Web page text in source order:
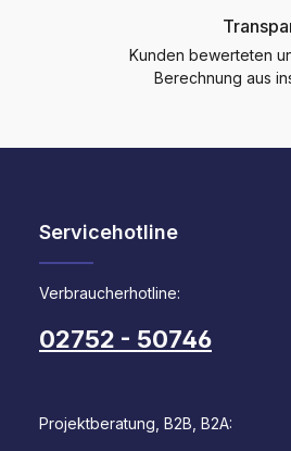
Durchschnittliche Bewertung von 4.9
Kunden bewerteten
Berechnung aus
Servicehotline
Verbraucherhotline:
02752 - 50746
Projektberatung, B2B, B2A: